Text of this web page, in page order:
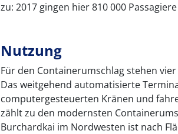
zu: 2017 gingen hier 810 000
Nutzung
Für den Containerumschlag stehen
Das weitgehend automatisierte
computergesteuerten Kränen und
zählt zu den modernsten
Burchardkai im Nordwesten ist nach